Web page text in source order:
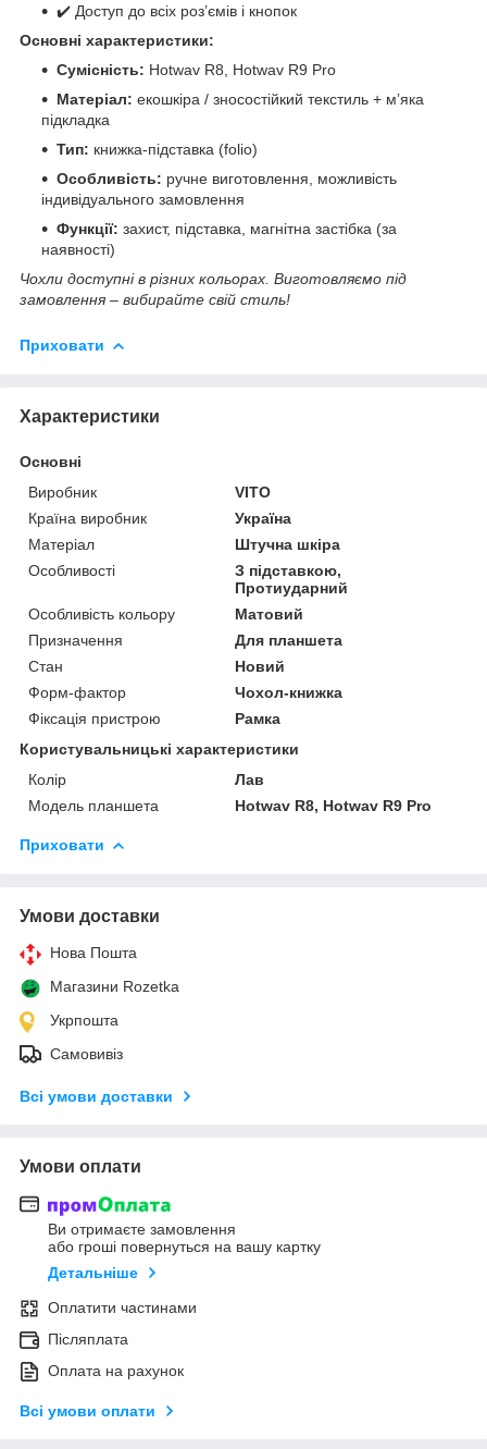
✔️ Доступ до всіх роз’ємів і кнопок
Основні характеристики:
Сумісність: Hotwav R8, Hotwav R9 Pro
Матеріал: екошкіра / зносостійкий текстиль + м’яка
підкладка
Тип: книжка-підставка (folio)
Особливість: ручне виготовлення, можливість
індивідуального замовлення
Функції: захист, підставка, магнітна застібка (за
наявності)
Чохли доступні в різних кольорах. Виготовляємо під
замовлення – вибирайте свій стиль!
Приховати
Характеристики
Основні
Виробник
VITO
Країна виробник
Україна
Матеріал
Штучна шкіра
Особливості
З підставкою,
Протиударний
Особливість кольору
Матовий
Призначення
Для планшета
Стан
Новий
Форм-фактор
Чохол-книжка
Фіксація пристрою
Рамка
Користувальницькі характеристики
Колір
Лав
Модель планшета
Hotwav R8, Hotwav R9 Pro
Приховати
Умови доставки
Нова Пошта
Магазини Rozetka
Укрпошта
Самовивіз
Всі умови доставки
Умови оплати
Ви отримаєте замовлення
або гроші повернуться на вашу картку
Детальніше
Оплатити частинами
Післяплата
Оплата на рахунок
Всі умови оплати